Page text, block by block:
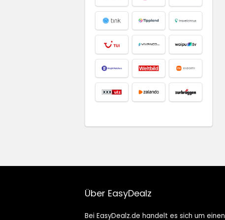
Über EasyDealz
Bei EasyDealz.de handelt es sich um einen